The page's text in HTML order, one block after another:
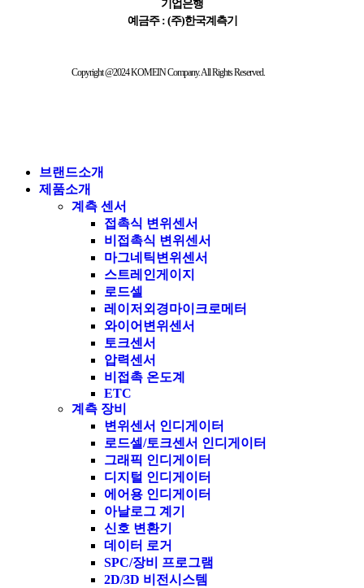
기업은행
예금주 : (주)한국계측기
Copyright @2024 KOMEIN Company. All Rights Reserved.
브랜드소개
제품소개
계측 센서
접촉식 변위센서
비접촉식 변위센서
마그네틱변위센서
스트레인게이지
로드셀
레이저외경마이크로메터
와이어변위센서
토크센서
압력센서
비접촉 온도계
ETC
계측 장비
변위센서 인디게이터
로드셀/토크센서 인디게이터
그래픽 인디게이터
디지털 인디게이터
에어용 인디게이터
아날로그 계기
신호 변환기
데이터 로거
SPC/장비 프로그램
2D/3D 비전시스템